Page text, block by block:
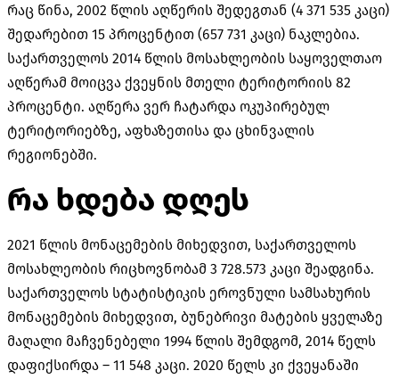
რაც წინა, 2002 წლის აღწერის შედეგთან (4 371 535 კაცი)
შედარებით 15 პროცენტით (657 731 კაცი) ნაკლებია.
საქართველოს 2014 წლის მოსახლეობის საყოველთაო
აღწერამ მოიცვა ქვეყნის მთელი ტერიტორიის 82
პროცენტი. აღწერა ვერ ჩატარდა ოკუპირებულ
ტერიტორიებზე, აფხაზეთისა და ცხინვალის
რეგიონებში.
რა ხდება დღეს
2021 წლის მონაცემების მიხედვით, საქართველოს
მოსახლეობის რიცხოვნობამ 3 728.573 კაცი შეადგინა.
საქართველოს სტატისტიკის ეროვნული სამსახურის
მონაცემების მიხედვით, ბუნებრივი მატების ყველაზე
მაღალი მაჩვენებელი 1994 წლის შემდგომ, 2014 წელს
დაფიქსირდა – 11 548 კაცი. 2020 წელს კი ქვეყანაში